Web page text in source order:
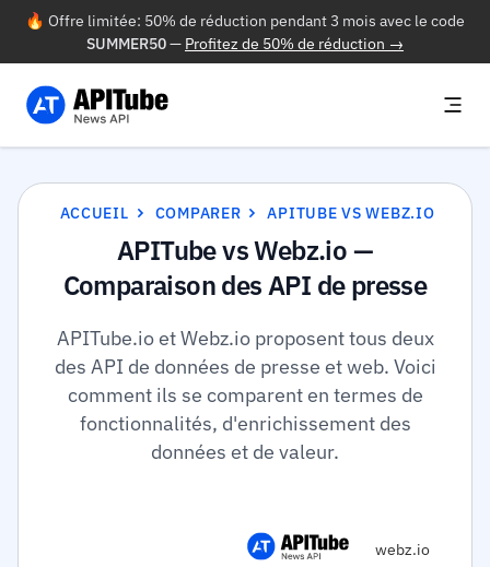
🔥 Offre limitée: 50% de réduction pendant 3 mois avec le code
SUMMER50— Profitez de 50% de réduction →
ACCUEIL COMPARER APITUBE VS WEBZ.IO
APITube vs Webz.io —
Comparaison des API de presse
APITube.io et Webz.io proposent tous deux
des API de données de presse et web. Voici
comment ils se comparent en termes de
fonctionnalités, d'enrichissement des
données et de valeur.
webz.io